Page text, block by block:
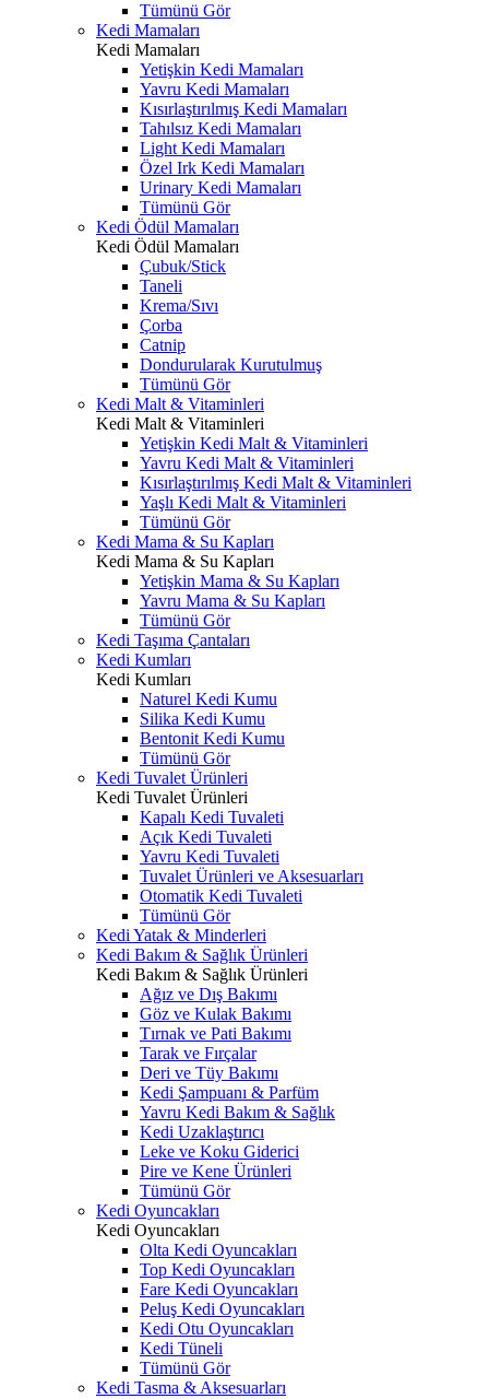
Tümünü Gör
Kedi Mamaları
Kedi Mamaları
Yetişkin Kedi Mamaları
Yavru Kedi Mamaları
Kısırlaştırılmış Kedi Mamaları
Tahılsız Kedi Mamaları
Light Kedi Mamaları
Özel Irk Kedi Mamaları
Urinary Kedi Mamaları
Tümünü Gör
Kedi Ödül Mamaları
Kedi Ödül Mamaları
Çubuk/Stick
Taneli
Krema/Sıvı
Çorba
Catnip
Dondurularak Kurutulmuş
Tümünü Gör
Kedi Malt & Vitaminleri
Kedi Malt & Vitaminleri
Yetişkin Kedi Malt & Vitaminleri
Yavru Kedi Malt & Vitaminleri
Kısırlaştırılmış Kedi Malt & Vitaminleri
Yaşlı Kedi Malt & Vitaminleri
Tümünü Gör
Kedi Mama & Su Kapları
Kedi Mama & Su Kapları
Yetişkin Mama & Su Kapları
Yavru Mama & Su Kapları
Tümünü Gör
Kedi Taşıma Çantaları
Kedi Kumları
Kedi Kumları
Naturel Kedi Kumu
Silika Kedi Kumu
Bentonit Kedi Kumu
Tümünü Gör
Kedi Tuvalet Ürünleri
Kedi Tuvalet Ürünleri
Kapalı Kedi Tuvaleti
Açık Kedi Tuvaleti
Yavru Kedi Tuvaleti
Tuvalet Ürünleri ve Aksesuarları
Otomatik Kedi Tuvaleti
Tümünü Gör
Kedi Yatak & Minderleri
Kedi Bakım & Sağlık Ürünleri
Kedi Bakım & Sağlık Ürünleri
Ağız ve Dış Bakımı
Göz ve Kulak Bakımı
Tırnak ve Pati Bakımı
Tarak ve Fırçalar
Deri ve Tüy Bakımı
Kedi Şampuanı & Parfüm
Yavru Kedi Bakım & Sağlık
Kedi Uzaklaştırıcı
Leke ve Koku Giderici
Pire ve Kene Ürünleri
Tümünü Gör
Kedi Oyuncakları
Kedi Oyuncakları
Olta Kedi Oyuncakları
Top Kedi Oyuncakları
Fare Kedi Oyuncakları
Peluş Kedi Oyuncakları
Kedi Otu Oyuncakları
Kedi Tüneli
Tümünü Gör
Kedi Tasma & Aksesuarları